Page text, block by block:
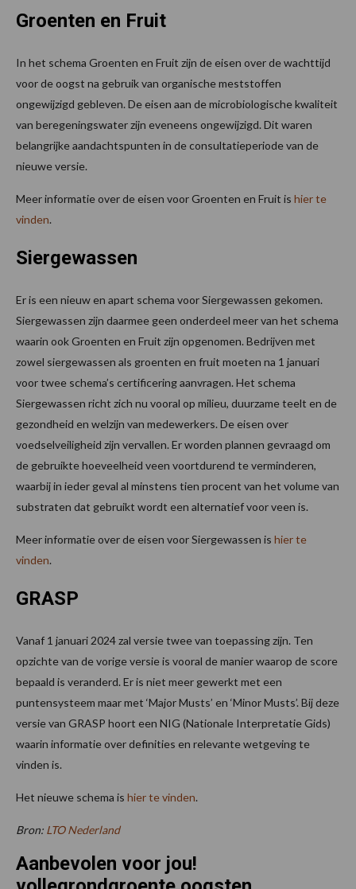
Groenten en Fruit
In het schema Groenten en Fruit zijn de eisen over de wachttijd
voor de oogst na gebruik van organische meststoffen
ongewijzigd gebleven. De eisen aan de microbiologische kwaliteit
van beregeningswater zijn eveneens ongewijzigd. Dit waren
belangrijke aandachtspunten in de consultatieperiode van de
nieuwe versie.
Meer informatie over de eisen voor Groenten en Fruit is hier te
vinden.
Siergewassen
Er is een nieuw en apart schema voor Siergewassen gekomen.
Siergewassen zijn daarmee geen onderdeel meer van het schema
waarin ook Groenten en Fruit zijn opgenomen. Bedrijven met
zowel siergewassen als groenten en fruit moeten na 1 januari
voor twee schema’s certificering aanvragen. Het schema
Siergewassen richt zich nu vooral op milieu, duurzame teelt en de
gezondheid en welzijn van medewerkers. De eisen over
voedselveiligheid zijn vervallen. Er worden plannen gevraagd om
de gebruikte hoeveelheid veen voortdurend te verminderen,
waarbij in ieder geval al minstens tien procent van het volume van
substraten dat gebruikt wordt een alternatief voor veen is.
Meer informatie over de eisen voor Siergewassen is hier te
vinden.
GRASP
Vanaf 1 januari 2024 zal versie twee van toepassing zijn. Ten
opzichte van de vorige versie is vooral de manier waarop de score
bepaald is veranderd. Er is niet meer gewerkt met een
puntensysteem maar met ‘Major Musts’ en ‘Minor Musts’. Bij deze
versie van GRASP hoort een NIG (Nationale Interpretatie Gids)
waarin informatie over definities en relevante wetgeving te
vinden is.
Het nieuwe schema is hier te vinden.
Bron: LTO Nederland
Aanbevolen voor jou!